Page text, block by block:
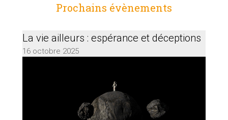
Prochains évènements
La vie ailleurs : espérance et déceptions
16 octobre 2025